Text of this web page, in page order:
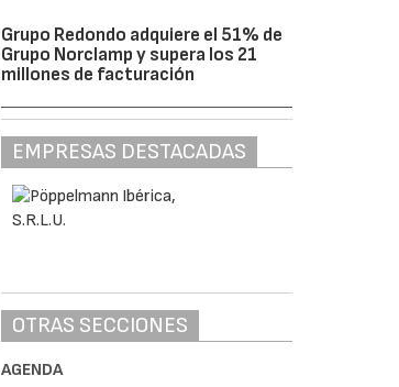
Grupo Redondo adquiere el 51% de
Grupo Norclamp y supera los 21
millones de facturación
EMPRESAS DESTACADAS
OTRAS SECCIONES
AGENDA